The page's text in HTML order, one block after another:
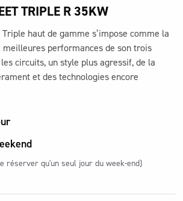
TRIPLE R 35KW
haut de gamme s’impose comme la
performances de son trois
circuits, un style plus agressif, de la
et des technologies encore
réserver qu'un seul jour du week-end)